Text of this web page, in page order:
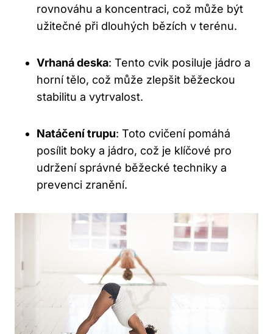
rovnováhu a koncentraci, což může být
užitečné při dlouhých bězích v terénu.
Vrhaná deska: Tento cvik posiluje jádro a
horní tělo, což může zlepšit běžeckou
stabilitu a vytrvalost.
Natáčení trupu: Toto cvičení pomáhá
posílit boky a jádro, což je klíčové pro
udržení správné běžecké techniky a
prevenci zranění.